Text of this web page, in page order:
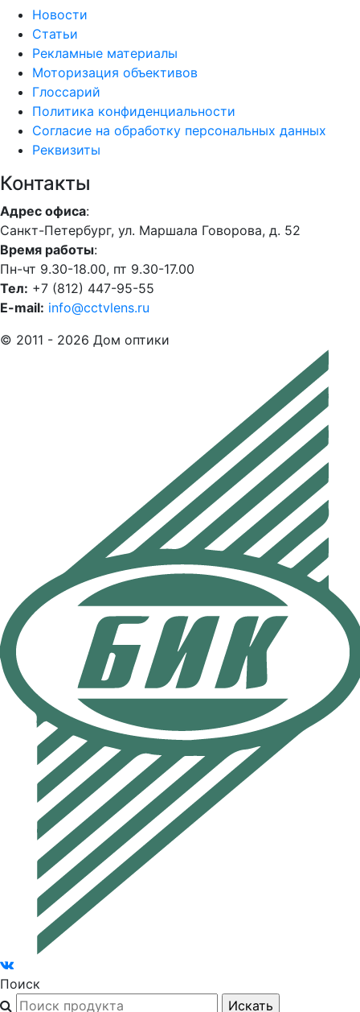
Новости
Статьи
Рекламные материалы
Моторизация объективов
Глоссарий
Политика конфиденциальности
Согласие на обработку персональных данных
Реквизиты
Контакты
Адрес офиса:
Санкт-Петербург, ул. Маршала Говорова, д. 52
Время работы:
Пн-чт 9.30-18.00, пт 9.30-17.00
Тел: +7 (812) 447-95-55
E-mail: info@cctvlens.ru
© 2011 - 2026 Дом оптики
Поиск